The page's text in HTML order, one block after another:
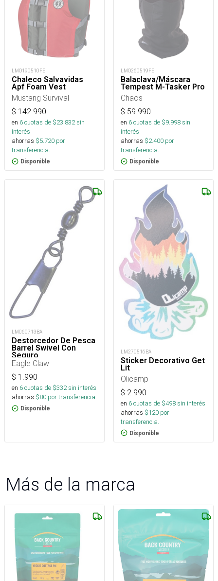
LMO190510FE
Chaleco Salvavidas
Apf Foam Vest
Mustang Survival
$ 142.990
en 6cuotas de $23.832sin
interés
ahorras $5.720 por
transferencia.
Disponible
LMO260519FE
Balaclava/Máscara
Tempest M-Tasker Pro
Chaos
$ 59.990
en 6cuotas de $9.998sin
interés
ahorras $2.400 por
transferencia.
Disponible
LM060713BA
Destorcedor De Pesca
Barrel Swivel Con
Seguro
Eagle Claw
$ 1.990
en 6cuotas de $332sin interés
ahorras $80 por transferencia.
Disponible
LM270516BA
Sticker Decorativo Get
Lit
Olicamp
$ 2.990
en 6cuotas de $498sin interés
ahorras $120 por
transferencia.
Disponible
Más de la marca